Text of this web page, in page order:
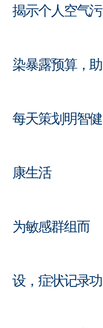
揭示个人空气污
染暴露预算，助
每天策划明智健
康生活
为敏感群组而
设，症状记录功